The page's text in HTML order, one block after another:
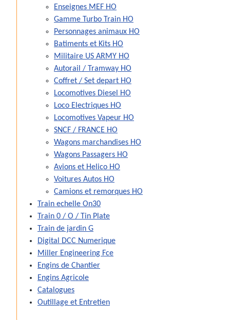
Enseignes MEF HO
Gamme Turbo Train HO
Personnages animaux HO
Batiments et Kits HO
Militaire US ARMY HO
Autorail / Tramway HO
Coffret / Set depart HO
Locomotives Diesel HO
Loco Electriques HO
Locomotives Vapeur HO
SNCF / FRANCE HO
Wagons marchandises HO
Wagons Passagers HO
Avions et Helico HO
Voitures Autos HO
Camions et remorques HO
Train echelle On30
Train 0 / O / Tin Plate
Train de jardin G
Digital DCC Numerique
Miller Engineering Fce
Engins de Chantier
Engins Agricole
Catalogues
Outillage et Entretien